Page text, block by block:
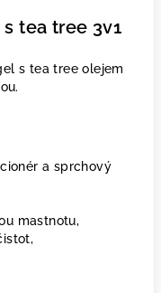
tea tree 3v1
s tea tree olejem
a sprchový
mastnotu,